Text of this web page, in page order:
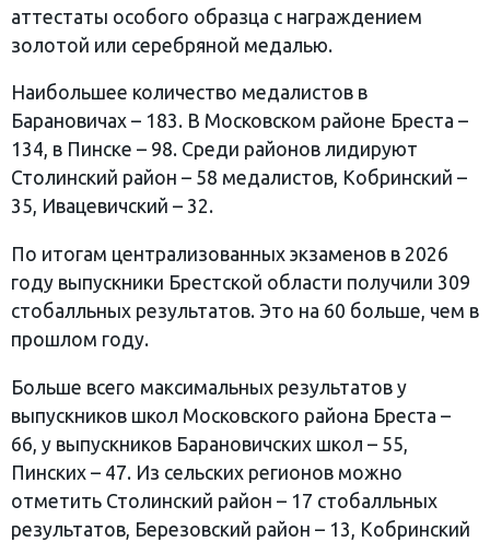
аттестаты особого образца с награждением
золотой или серебряной медалью.
Наибольшее количество медалистов в
Барановичах – 183. В Московском районе Бреста –
134, в Пинске – 98. Среди районов лидируют
Столинский район – 58 медалистов, Кобринский –
35, Ивацевичский – 32.
По итогам централизованных экзаменов в 2026
году выпускники Брестской области получили 309
стобалльных результатов. Это на 60 больше, чем в
прошлом году.
Больше всего максимальных результатов у
выпускников школ Московского района Бреста –
66, у выпускников Барановичских школ – 55,
Пинских – 47. Из сельских регионов можно
отметить Столинский район – 17 стобалльных
результатов, Березовский район – 13, Кобринский